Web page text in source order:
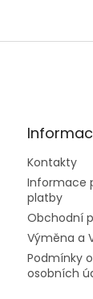
Kontakty
Informace
platby
Obchodní
Výměna a
Podmínky
osobních